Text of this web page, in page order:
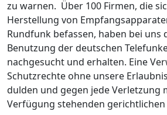
zu warnen. Über 100 Firmen, die
Herstellung von
Rundfunk befassen, haben bei uns
Benutzung der deutschen
nachgesucht und erhalten. Eine
Schutzrechte ohne unsere
dulden und gegen jede Verletzung
Verfügung stehenden